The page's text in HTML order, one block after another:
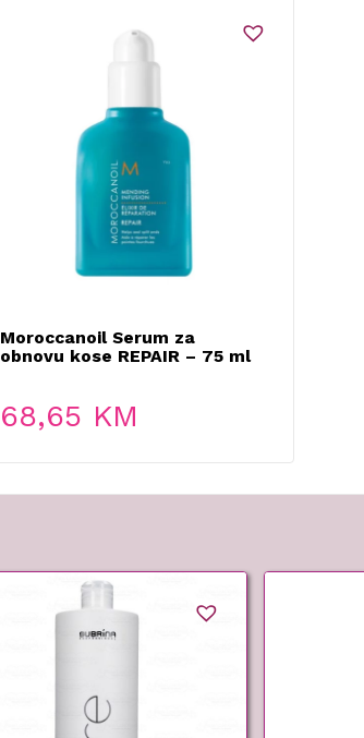
Moroccanoil Serum za
obnovu kose REPAIR – 75 ml
68,65 KM